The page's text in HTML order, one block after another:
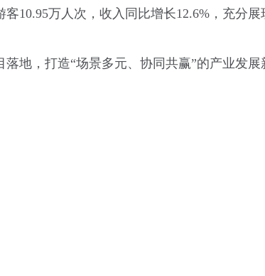
10.95万人次，收入同比增长12.6%，充分展
地，打造“场景多元、协同共赢”的产业发展